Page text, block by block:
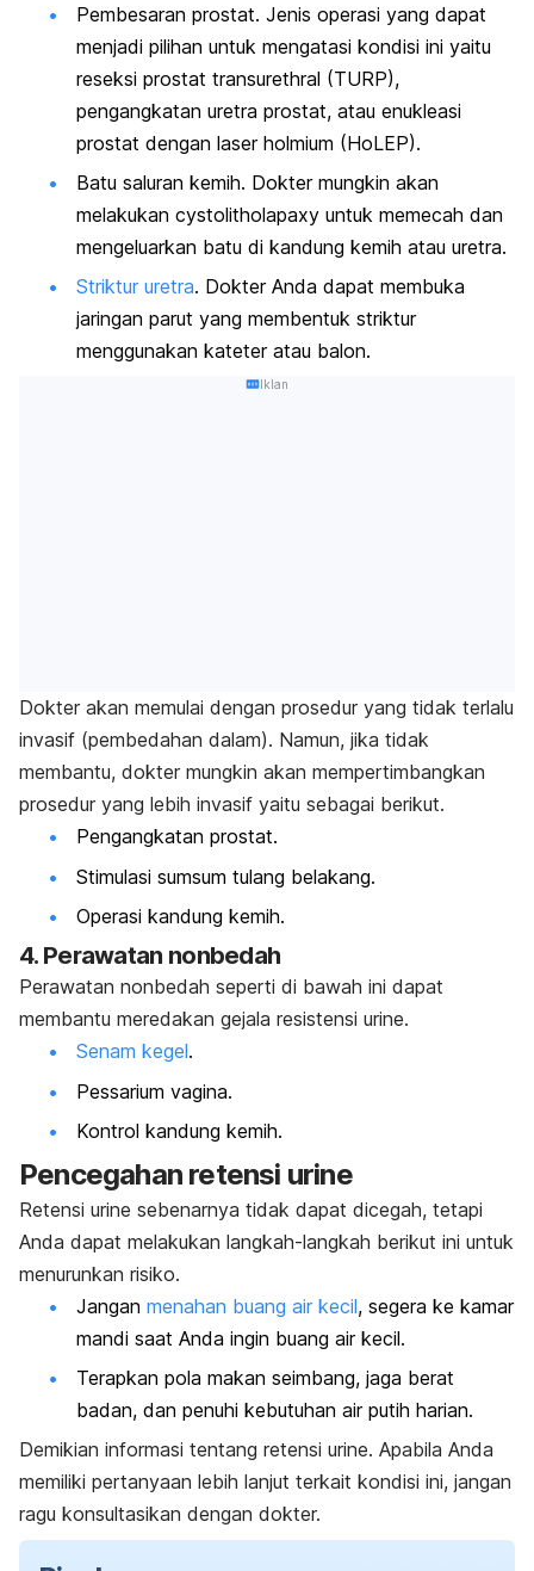
Pembesaran prostat. Jenis operasi yang dapat
menjadi pilihan untuk mengatasi kondisi ini yaitu
reseksi prostat transurethral (TURP),
pengangkatan uretra prostat, atau enukleasi
prostat dengan laser holmium (HoLEP).
Batu saluran kemih. Dokter mungkin akan
melakukan cystolitholapaxy untuk memecah dan
mengeluarkan batu di kandung kemih atau uretra.
Striktur uretra. Dokter Anda dapat membuka
jaringan parut yang membentuk striktur
menggunakan kateter atau balon.
Iklan
Dokter akan memulai dengan prosedur yang tidak terlalu
invasif (pembedahan dalam). Namun, jika tidak
membantu, dokter mungkin akan mempertimbangkan
prosedur yang lebih invasif yaitu sebagai berikut.
Pengangkatan prostat.
Stimulasi sumsum tulang belakang.
Operasi kandung kemih.
4. Perawatan nonbedah
Perawatan nonbedah seperti di bawah ini dapat
membantu meredakan gejala resistensi urine.
Senam kegel.
Pessarium vagina.
Kontrol kandung kemih.
Pencegahan retensi urine
Retensi urine sebenarnya tidak dapat dicegah, tetapi
Anda dapat melakukan langkah-langkah berikut ini untuk
menurunkan risiko.
Jangan menahan buang air kecil, segera ke kamar
mandi saat Anda ingin buang air kecil.
Terapkan pola makan seimbang, jaga berat
badan, dan penuhi kebutuhan air putih harian.
Demikian informasi tentang retensi urine. Apabila Anda
memiliki pertanyaan lebih lanjut terkait kondisi ini, jangan
ragu konsultasikan dengan dokter.